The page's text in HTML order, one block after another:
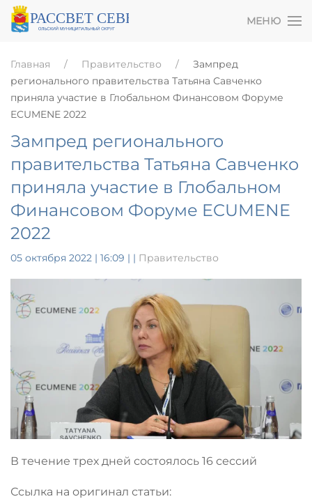
МЕНЮ
Главная Правительство
Зампред
регионального правительства Татьяна Савченко
приняла участие в Глобальном Финансовом Форуме
ECUMENE 2022
Зампред регионального
правительства Татьяна Савченко
приняла участие в Глобальном
Финансовом Форуме ECUMENE
2022
05 октября 2022 | 16:09 | | Правительство
В течение трех дней состоялось 16 сессий
Ссылка на оригинал статьи: